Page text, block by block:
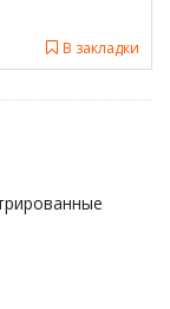
В закладки